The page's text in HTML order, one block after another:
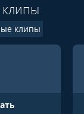
клипы
клипы